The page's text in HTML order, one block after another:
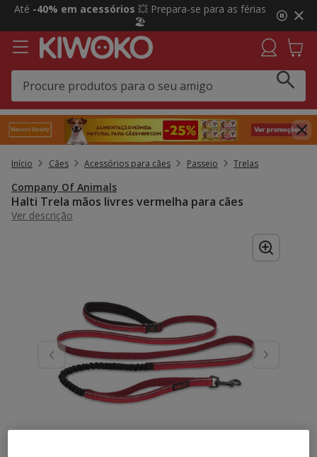
2
3,
mensagem,
Até -40% em acessórios 💥 Prepara-se para as férias
🏖️
Início Cães Acessórios para cães Passeio Trelas
Company Of Animals
Halti Trela mãos livres vermelha para cães
Ver descrição